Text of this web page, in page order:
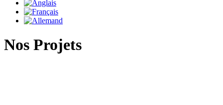
Nos Projets